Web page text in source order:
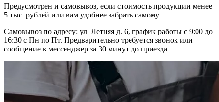
Предусмотрен и самовывоз, если стоимость продукции менее
5 тыс. рублей или вам удобнее забрать самому.
Самовывоз по адресу: ул. Летняя д. 6, график работы с 9:00 до
16:30 с Пн по Пт. Предварительно требуется звонок или
сообщение в мессенджер за 30 минут до приезда.